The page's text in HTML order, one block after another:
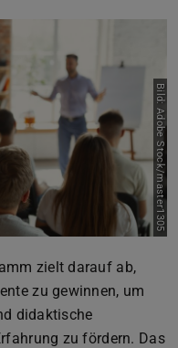
Bild: Adobe Stock/master1305
zielt darauf ab,
zu gewinnen, um
didaktische
zu fördern. Das